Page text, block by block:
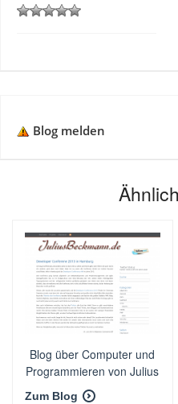
Blog melden
Blog über Computer und
Programmieren von Julius
Beckmann
Zum Blog